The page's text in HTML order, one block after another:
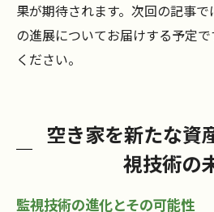
果が期待されます。次回の記事
の進展についてお届けする予定
ください。
空き家を新たな資
視技術の
監視技術の進化とその可能性